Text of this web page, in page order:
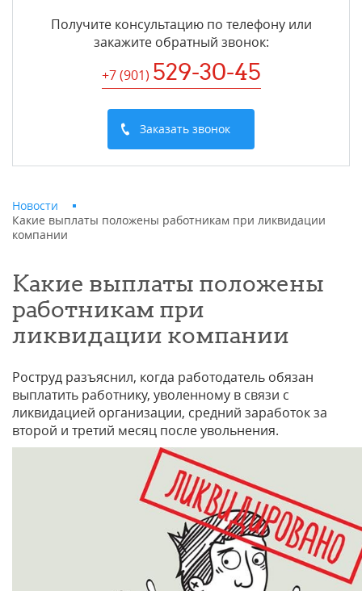
Получите консультацию по телефону или
закажите обратный звонок:
+7 (901) 529-30-45
Заказать звонок
Новости
Какие выплаты положены работникам при ликвидации
компании
Какие выплаты положены
работникам при
ликвидации компании
Роструд разъяснил, когда работодатель обязан
выплатить работнику, уволенному в связи с
ликвидацией организации, средний заработок за
второй и третий месяц после увольнения.